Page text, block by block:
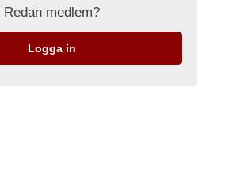
Redan medlem?
Logga in